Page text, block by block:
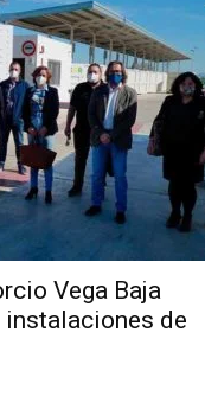
Vega Baja
de